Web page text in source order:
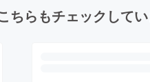
ちらもチェックして